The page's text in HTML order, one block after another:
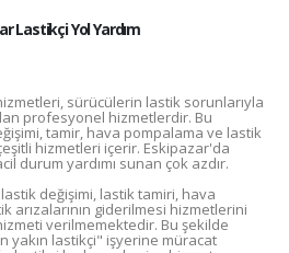
Lastikçi Yol Yardım
sürücülerin lastik sorunlarıyla
profesyonel hizmetlerdir. Bu
tamir, hava pompalama ve lastik
hizmetleri içerir. Eskipazar'da
durum yardımı sunan çok azdır.
değişimi, lastik tamiri, hava
arızalarının giderilmesi hizmetlerini
verilmemektedir. Bu şekilde
yakın lastikçi" işyerine müracat